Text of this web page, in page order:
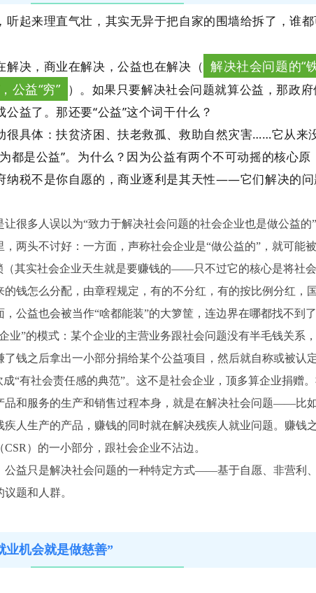
听起来理直气壮，其实无异于把自家的围墙给拆了，谁
解决，商业在解决，公益也在解决（ 解决社会问题的“
公益“穷” ）。如果只要解决社会问题就算公益，那政府
益了。那还要“公益”这个词干什么？
很具体：扶贫济困、扶老救孤、救助自然灾害……它从来
都是公益”。为什么？因为公益有两个不可动摇的核心原
纳税不是你自愿的，商业逐利是其天性——它们解决的问
很多人误以为“致力于解决社会问题的社会企业也是做公益的”
两头不讨好：一方面，声称社会企业是“做公益的”，就可能
（其实社会企业天生就是要赚钱的——只不过它的核心是将社
钱怎么分配，由章程规定，有的不分红，有的按比例分红，
公益也会被当作“啥都能装”的大箩筐，连边界在哪都找不到了
业”的模式：某个企业的主营业务跟社会问题没有半毛钱关系
钱之后拿出一小部分捐给某个公益项目，然后就自称或被认
“有社会责任感的典范”。这不是社会企业，顶多算企业捐赠
品和服务的生产和销售过程本身，就是在解决社会问题——比
人生产的产品，赚钱的同时就在解决残疾人就业问题。赚钱
）的一小部分，跟社会企业不沾边。
公益只是解决社会问题的一种特定方式——基于自愿、非营利
题和人群。
业机会就是做慈善”